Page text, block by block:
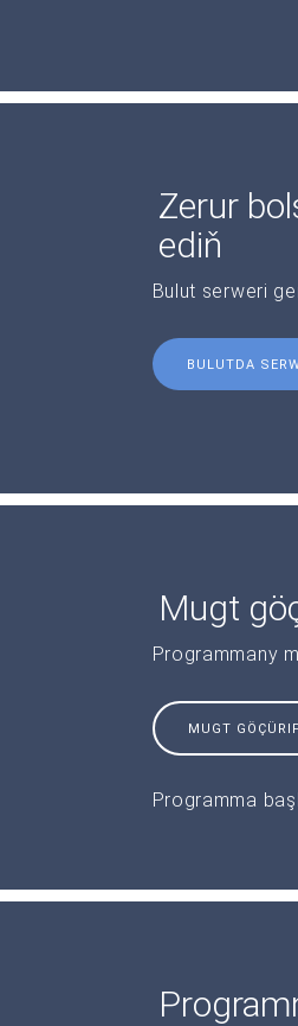
Zerur
ediň
Bulut serweri
BULUTDA
Mugt
Programmany
MUGT
Programma